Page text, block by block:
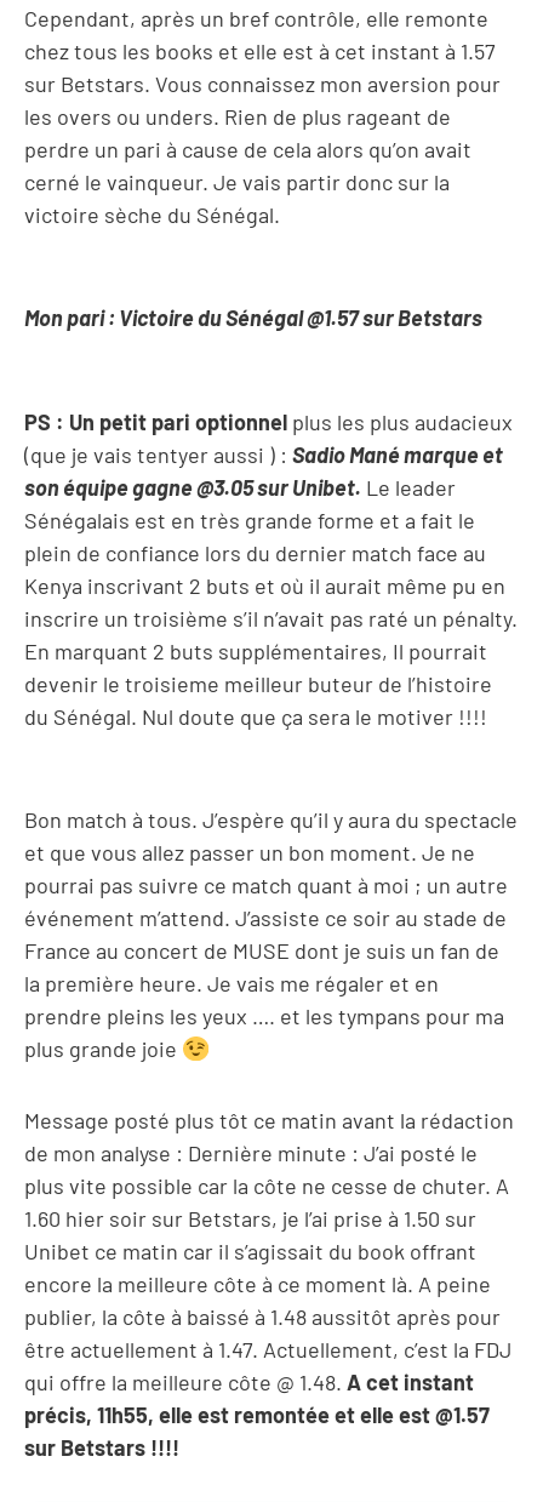
Cependant, après un bref contrôle, elle remonte
chez tous les books et elle est à cet instant à 1.57
sur Betstars. Vous connaissez mon aversion pour
les overs ou unders. Rien de plus rageant de
perdre un pari à cause de cela alors qu’on avait
cerné le vainqueur. Je vais partir donc sur la
victoire sèche du Sénégal.
Mon pari : Victoire du Sénégal @1.57 sur Betstars
PS : Un petit pari optionnel plus les plus audacieux
(que je vais tentyer aussi ) : Sadio Mané marque et
son équipe gagne @3.05 sur Unibet. Le leader
Sénégalais est en très grande forme et a fait le
plein de confiance lors du dernier match face au
Kenya inscrivant 2 buts et où il aurait même pu en
inscrire un troisième s’il n’avait pas raté un pénalty.
En marquant 2 buts supplémentaires, Il pourrait
devenir le troisieme meilleur buteur de l’histoire
du Sénégal. Nul doute que ça sera le motiver !!!!
Bon match à tous. J’espère qu’il y aura du spectacle
et que vous allez passer un bon moment. Je ne
pourrai pas suivre ce match quant à moi ; un autre
événement m’attend. J’assiste ce soir au stade de
France au concert de MUSE dont je suis un fan de
la première heure. Je vais me régaler et en
prendre pleins les yeux …. et les tympans pour ma
plus grande joie
Message posté plus tôt ce matin avant la rédaction
de mon analyse : Dernière minute : J’ai posté le
plus vite possible car la côte ne cesse de chuter. A
1.60 hier soir sur Betstars, je l’ai prise à 1.50 sur
Unibet ce matin car il s’agissait du book offrant
encore la meilleure côte à ce moment là. A peine
publier, la côte à baissé à 1.48 aussitôt après pour
être actuellement à 1.47. Actuellement, c’est la FDJ
qui offre la meilleure côte @ 1.48. A cet instant
précis, 11h55, elle est remontée et elle est @1.57
sur Betstars !!!!